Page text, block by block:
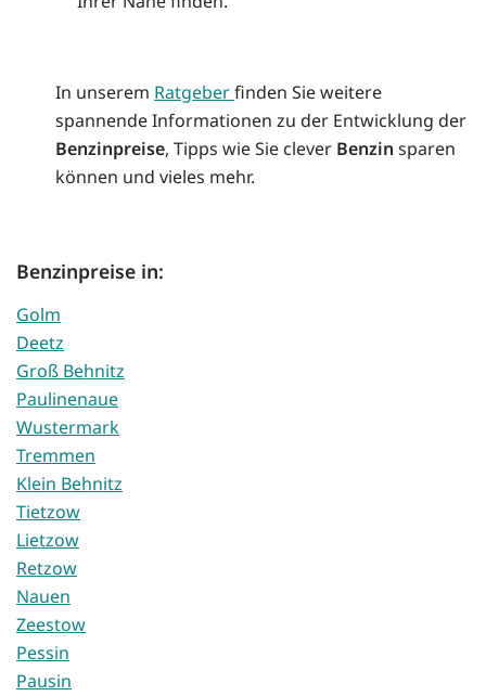
In unserem Ratgeberfinden Sie weitere
spannende Informationen zu der Entwicklung der
Benzinpreise, Tipps wie Sie clever Benzin sparen
können und vieles mehr.
Benzinpreise in:
Golm
Deetz
Groß Behnitz
Paulinenaue
Wustermark
Tremmen
Klein Behnitz
Tietzow
Lietzow
Retzow
Nauen
Zeestow
Pessin
Pausin